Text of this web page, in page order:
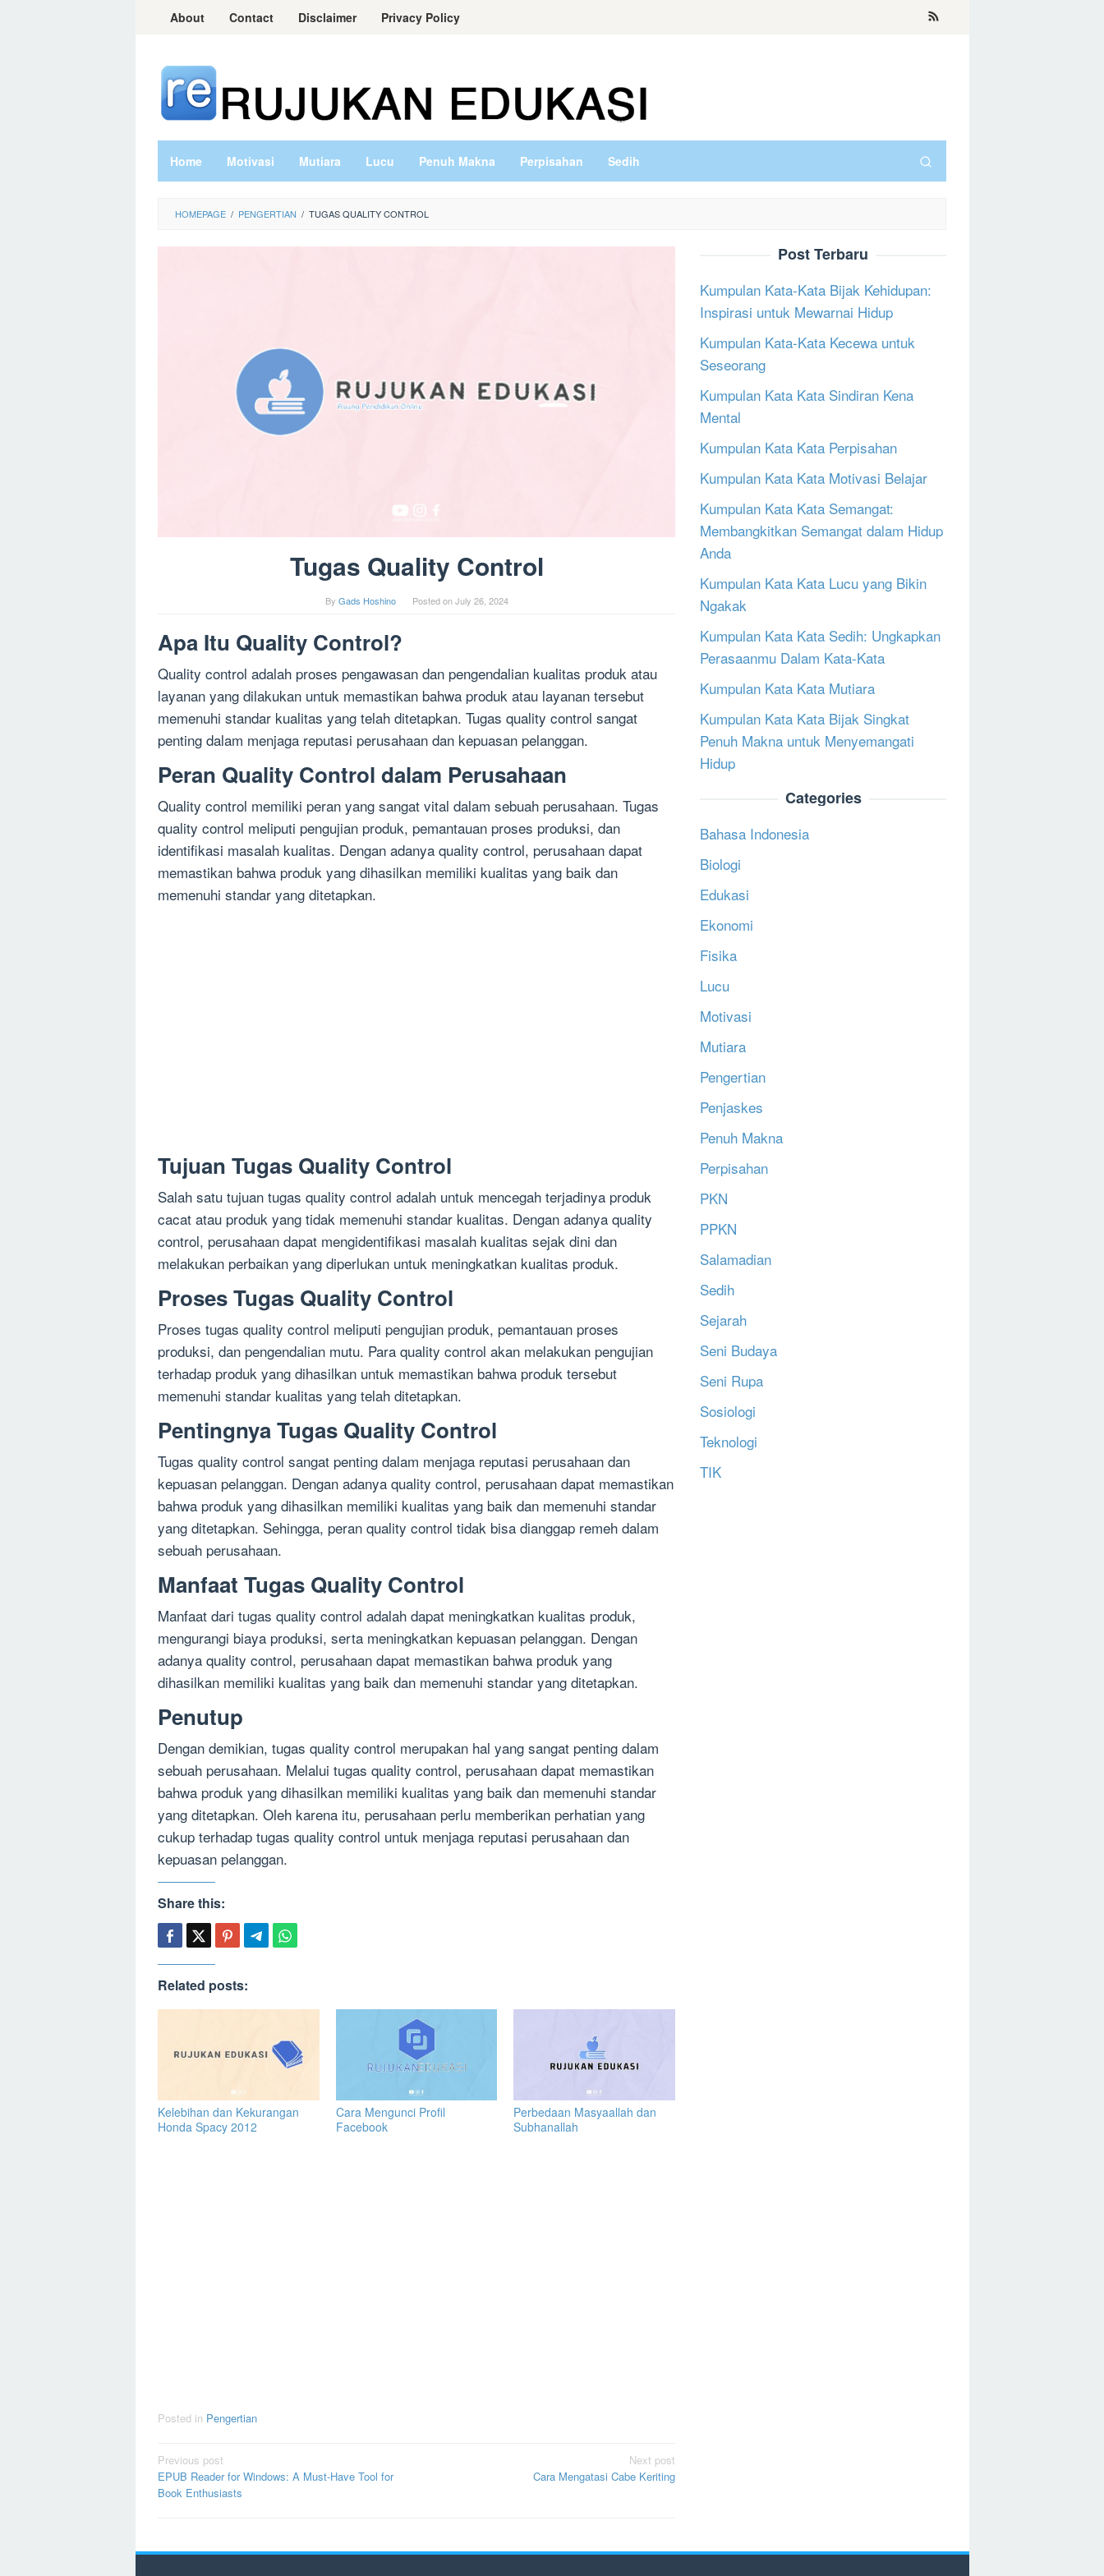
About Contact Disclaimer Privacy Policy
Home Motivasi Mutiara Lucu Penuh Makna Perpisahan Sedih
HOMEPAGE / PENGERTIAN / TUGAS QUALITY CONTROL
Tugas Quality Control
By Gads Hoshino Posted onJuly 26, 2024
Apa Itu Quality Control?
Quality control adalah proses pengawasan dan pengendalian kualitas produk atau
layanan yang dilakukan untuk memastikan bahwa produk atau layanan tersebut
memenuhi standar kualitas yang telah ditetapkan. Tugas quality control sangat
penting dalam menjaga reputasi perusahaan dan kepuasan pelanggan.
Peran Quality Control dalam Perusahaan
Quality control memiliki peran yang sangat vital dalam sebuah perusahaan. Tugas
quality control meliputi pengujian produk, pemantauan proses produksi, dan
identifikasi masalah kualitas. Dengan adanya quality control, perusahaan dapat
memastikan bahwa produk yang dihasilkan memiliki kualitas yang baik dan
memenuhi standar yang ditetapkan.
Tujuan Tugas Quality Control
Salah satu tujuan tugas quality control adalah untuk mencegah terjadinya produk
cacat atau produk yang tidak memenuhi standar kualitas. Dengan adanya quality
control, perusahaan dapat mengidentifikasi masalah kualitas sejak dini dan
melakukan perbaikan yang diperlukan untuk meningkatkan kualitas produk.
Proses Tugas Quality Control
Proses tugas quality control meliputi pengujian produk, pemantauan proses
produksi, dan pengendalian mutu. Para quality control akan melakukan pengujian
terhadap produk yang dihasilkan untuk memastikan bahwa produk tersebut
memenuhi standar kualitas yang telah ditetapkan.
Pentingnya Tugas Quality Control
Tugas quality control sangat penting dalam menjaga reputasi perusahaan dan
kepuasan pelanggan. Dengan adanya quality control, perusahaan dapat memastikan
bahwa produk yang dihasilkan memiliki kualitas yang baik dan memenuhi standar
yang ditetapkan. Sehingga, peran quality control tidak bisa dianggap remeh dalam
sebuah perusahaan.
Manfaat Tugas Quality Control
Manfaat dari tugas quality control adalah dapat meningkatkan kualitas produk,
mengurangi biaya produksi, serta meningkatkan kepuasan pelanggan. Dengan
adanya quality control, perusahaan dapat memastikan bahwa produk yang
dihasilkan memiliki kualitas yang baik dan memenuhi standar yang ditetapkan.
Penutup
Dengan demikian, tugas quality control merupakan hal yang sangat penting dalam
sebuah perusahaan. Melalui tugas quality control, perusahaan dapat memastikan
bahwa produk yang dihasilkan memiliki kualitas yang baik dan memenuhi standar
yang ditetapkan. Oleh karena itu, perusahaan perlu memberikan perhatian yang
cukup terhadap tugas quality control untuk menjaga reputasi perusahaan dan
kepuasan pelanggan.
Share this:
Related posts:
Kelebihan dan Kekurangan
Honda Spacy 2012
Cara Mengunci Profil
Facebook
Perbedaan Masyaallah dan
Subhanallah
Posted in Pengertian
Post
navigation
Previous post
EPUB Reader for Windows: A Must-Have Tool for
Book Enthusiasts
Next post
Cara Mengatasi Cabe Keriting
Post Terbaru
Kumpulan Kata-Kata Bijak Kehidupan:
Inspirasi untuk Mewarnai Hidup
Kumpulan Kata-Kata Kecewa untuk
Seseorang
Kumpulan Kata Kata Sindiran Kena
Mental
Kumpulan Kata Kata Perpisahan
Kumpulan Kata Kata Motivasi Belajar
Kumpulan Kata Kata Semangat:
Membangkitkan Semangat dalam Hidup
Anda
Kumpulan Kata Kata Lucu yang Bikin
Ngakak
Kumpulan Kata Kata Sedih: Ungkapkan
Perasaanmu Dalam Kata-Kata
Kumpulan Kata Kata Mutiara
Kumpulan Kata Kata Bijak Singkat
Penuh Makna untuk Menyemangati
Hidup
Categories
Bahasa Indonesia
Biologi
Edukasi
Ekonomi
Fisika
Lucu
Motivasi
Mutiara
Pengertian
Penjaskes
Penuh Makna
Perpisahan
PKN
PPKN
Salamadian
Sedih
Sejarah
Seni Budaya
Seni Rupa
Sosiologi
Teknologi
TIK